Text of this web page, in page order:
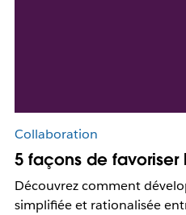
Collaboration
5 façons de
Découvrez comment
simplifiée et rationalisée